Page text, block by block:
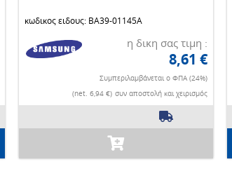
κωδικος ειδους: BA39-01145A
η δικη σας τιμη :
8,61 €
Συμπεριλαμβάνεται ο ΦΠΑ (24%)
(net. 6,94 €) συν αποστολή και χειρισμός